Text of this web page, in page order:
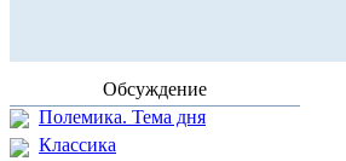
Обсуждение
Полемика. Тема дня
Классика